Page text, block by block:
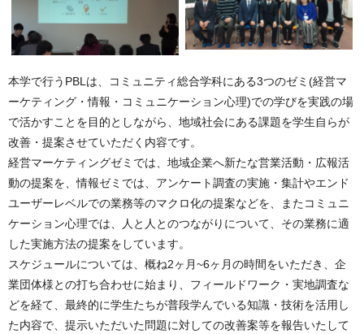
本学で行うPBLは、コミュニティ総合学科にある3つのゼミ(経営マ
ーケティング・情報・コミュニケーション心理)での学びを実践の場
で活かすことを目的としながら、地域社会にある課題を学生自らが
改善・提案させていただく内容です。
経営マーケティングゼミでは、地域企業へ新たな営業活動・広報活
動の提案を、情報ゼミでは、アンケート調査の実施・集計やエンド
ユーザーレベルでの業務等のマクロ化の提案などを、またコミュニ
ケーション心理では、人と人とのつながりについて、その業務に適
した実施方法の提案をしています。
スケジュールについては、概ね2ヶ月~6ヶ月の時間をいただき、企
業団体様との打ち合わせに始まり、フィールドワーク・実地調査な
どを経て、最終的に学生たちが普段学んでいる知識・技術を活用し
た内容で、提示いただいた問題に対しての改善案等を報告いたして